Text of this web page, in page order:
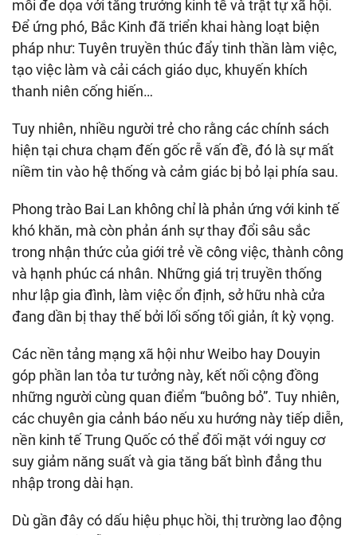
mối đe dọa với tăng trưởng kinh tế và trật tự xã hội.
Để ứng phó, Bắc Kinh đã triển khai hàng loạt biện
pháp như: Tuyên truyền thúc đẩy tinh thần làm việc,
tạo việc làm và cải cách giáo dục, khuyến khích
thanh niên cống hiến…
Tuy nhiên, nhiều người trẻ cho rằng các chính sách
hiện tại chưa chạm đến gốc rễ vấn đề, đó là sự mất
niềm tin vào hệ thống và cảm giác bị bỏ lại phía sau.
Phong trào Bai Lan không chỉ là phản ứng với kinh tế
khó khăn, mà còn phản ánh sự thay đổi sâu sắc
trong nhận thức của giới trẻ về công việc, thành công
và hạnh phúc cá nhân. Những giá trị truyền thống
như lập gia đình, làm việc ổn định, sở hữu nhà cửa
đang dần bị thay thế bởi lối sống tối giản, ít kỳ vọng.
Các nền tảng mạng xã hội như Weibo hay Douyin
góp phần lan tỏa tư tưởng này, kết nối cộng đồng
những người cùng quan điểm “buông bỏ”. Tuy nhiên,
các chuyên gia cảnh báo nếu xu hướng này tiếp diễn,
nền kinh tế Trung Quốc có thể đối mặt với nguy cơ
suy giảm năng suất và gia tăng bất bình đẳng thu
nhập trong dài hạn.
Dù gần đây có dấu hiệu phục hồi, thị trường lao động